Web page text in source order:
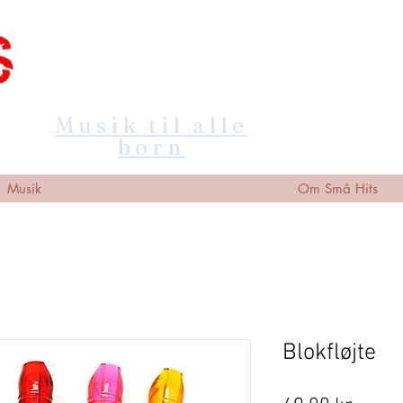
Musik til alle
børn
Musik Om Små Hits
Blokfløjte